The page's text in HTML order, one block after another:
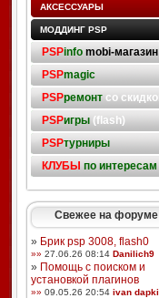
АКСЕССУАРЫ
МОДДИНГ PSP
PSPinfo mobi-магазин
PSPmagic
PSPремонтсо
PSPигры(flash)
PSPтурниры
КЛУБЫ по интересам
Свежее на форуме
» Брик psp 3008, flash0
»» 27.06.26 08:14 Danilich9
» Помощь с поиском и
установкой плагинов
»» 09.05.26 20:54 ivan